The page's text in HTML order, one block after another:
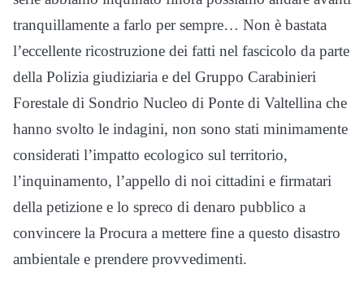
tranquillamente a farlo per sempre… Non è bastata
l’eccellente ricostruzione dei fatti nel fascicolo da parte
della Polizia giudiziaria e del Gruppo Carabinieri
Forestale di Sondrio Nucleo di Ponte di Valtellina che
hanno svolto le indagini, non sono stati minimamente
considerati l’impatto ecologico sul territorio,
l’inquinamento, l’appello di noi cittadini e firmatari
della petizione e lo spreco di denaro pubblico a
convincere la Procura a mettere fine a questo disastro
ambientale e prendere provvedimenti.